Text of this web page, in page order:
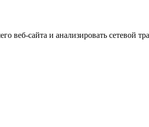
веб-сайта и анализировать сетевой